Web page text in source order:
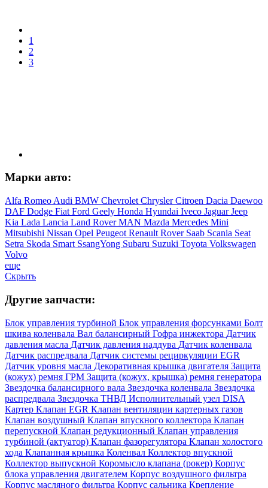
1
2
3
Марки авто:
Alfa Romeo Audi BMW Chevrolet ChryslerCitroen Dacia Daewoo
DAF Dodge Fiat Ford Geely Honda Hyundai Iveco JaguarJeep
Kia Lada Lancia Land RoverMAN Mazda Mercedes Mini
Mitsubishi Nissan Opel Peugeot Renault Rover Saab Scania Seat
Setra Skoda Smart SsangYong Subaru Suzuki Toyota Volkswagen
Volvo
еще
Скрыть
Другие запчасти:
Блок управления турбиной Блок управления форсунками Болт
шкива коленвала Вал балансирный Гофра инжектора Датчик
давления масла Датчик давления наддува Датчик коленвала
Датчик распредвала Датчик системы рециркуляции EGR
Датчик уровня масла Декоративная крышка двигателя Защита
(кожух) ремня ГРМ Защита (кожух, крышка) ремня генератора
Звездочка балансирного вала Звездочка коленвала Звездочка
распредвала Звездочка ТНВД Исполнительный узел DISA
Картер Клапан EGR Клапан вентиляции картерных газов
Клапан воздушный Клапан впускного коллектора Клапан
перепускной Клапан редукционный Клапан управления
турбиной (актуатор) Клапан фазорегулятора Клапан холостого
хода Клапанная крышка Коленвал Коллектор впускной
Коллектор выпускной Коромысло клапана (рокер) Корпус
блока управления двигателем Корпус воздушного фильтра
Корпус масляного фильтра Корпус сальника Крепление